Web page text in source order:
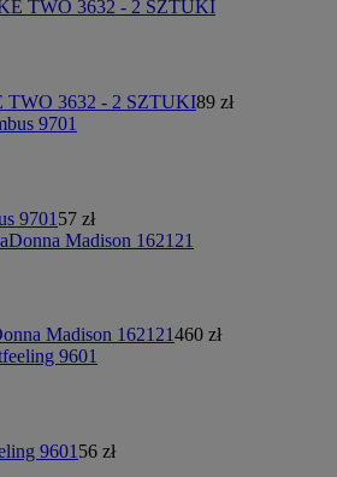
TWO 3632 - 2 SZTUKI89 zł
9701 57 zł
Madison 162121460 zł
9601 56 zł